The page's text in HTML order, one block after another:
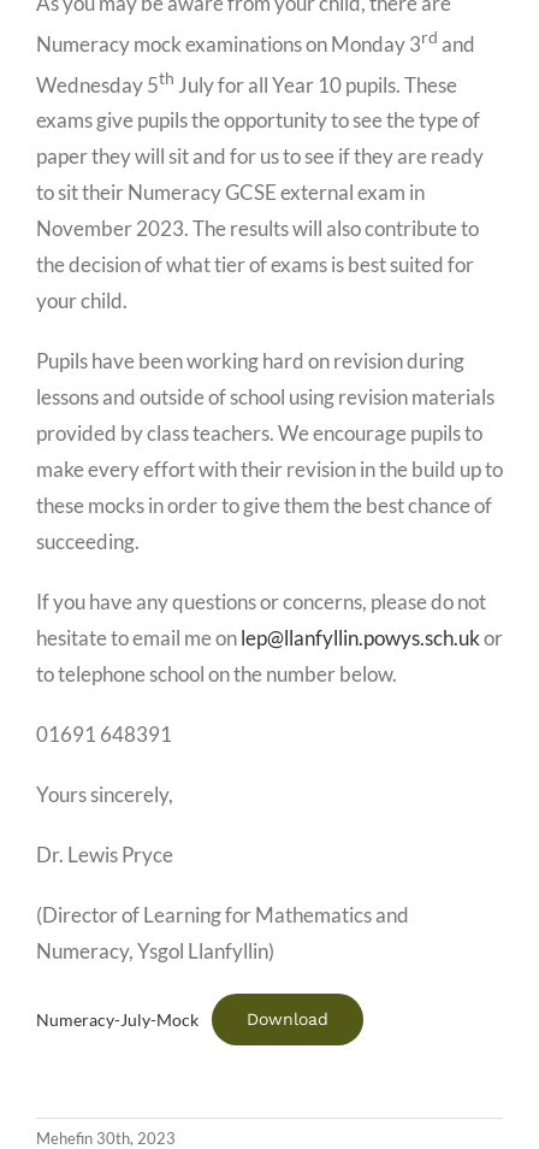
Numeracy mock examinations on Monday 3rd and
Wednesday 5th July for all Year 10 pupils. These
exams give pupils the opportunity to see the type of
paper they will sit and for us to see if they are ready
to sit their Numeracy GCSE external exam in
November 2023. The results will also contribute to
the decision of what tier of exams is best suited for
your child.
Pupils have been working hard on revision during
lessons and outside of school using revision materials
provided by class teachers. We encourage pupils to
make every effort with their revision in the build up to
these mocks in order to give them the best chance of
succeeding.
If you have any questions or concerns, please do not
hesitate to email me onlep@llanfyllin.powys.sch.ukor
to telephone school on the number below.
01691 648391
Yours sincerely,
Dr. Lewis Pryce
(Director of Learning for Mathematics and
Numeracy, Ysgol Llanfyllin)
Numeracy-July-Mock Download
Mehefin 30th, 2023